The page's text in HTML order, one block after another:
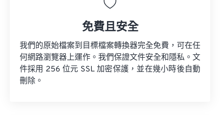
免費且安全
我們的原始檔案到目標檔案轉換器完全免費，可在任
何網路瀏覽器上運作。我們保證文件安全和隱私。文
件採用 256 位元 SSL 加密保護，並在幾小時後自動
刪除。